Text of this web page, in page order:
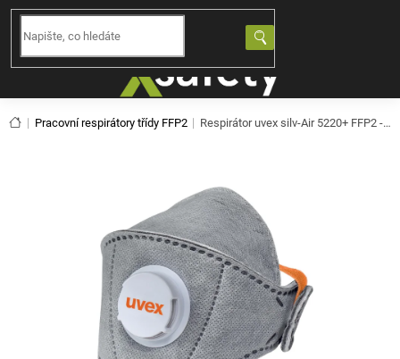
Přejít
obsah
Domů
Pracovní respirátory třídy FFP2 Respirátor uvex silv-Air 5220+ FFP2 - 15ks